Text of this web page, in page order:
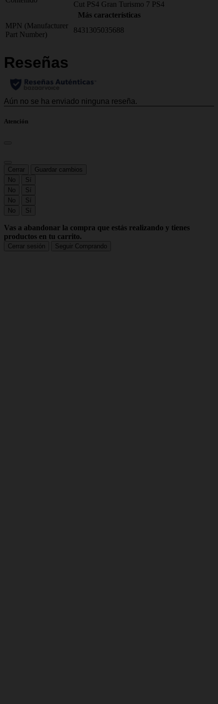
Cut PS4 Gran Turismo 7 PS4
Más características
MPN (Manufacturer
Part Number)
8431305035688
Atención
Cerrar
Guardar cambios
No
Sí
No
Sí
No
Sí
No
Sí
Vas a abandonar la compra que estás realizando y tienes
productos en tu carrito.
Cerrar sesión Seguir Comprando